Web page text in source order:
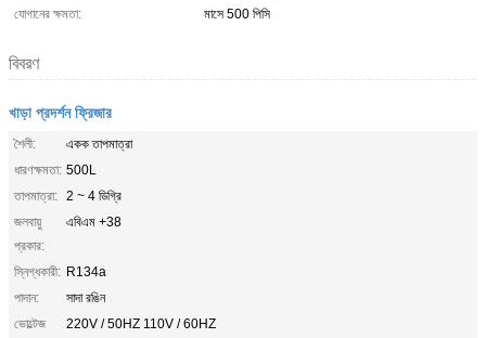
যোগানের ক্ষমতা:
মাসে 500 পিসি
বিবরণ
খাড়া প্রদর্শন ফ্রিজার
শৈলী:
একক তাপমাত্রা
ধারণক্ষমতা: 500L
তাপমাত্রা: 2 ~ 4 ডিগ্রি
জলবায়ু
প্রকার:
এবিএম +38
স্নিগ্ধকারী: R134a
পাদান:
সাদা রঙিন
ভোল্টেজ
220V / 50HZ 110V / 60HZ